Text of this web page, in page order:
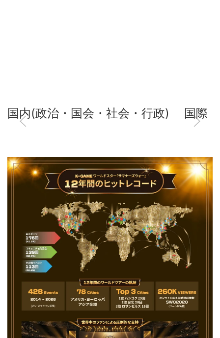
国内(政治・国会・社会・行政) 国際